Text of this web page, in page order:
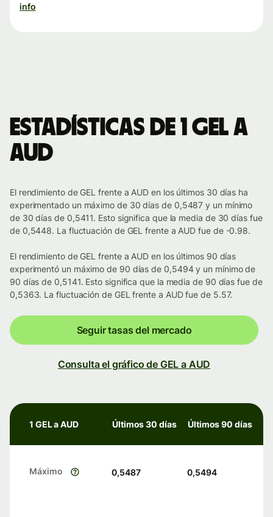
info
Estadísticas de 1 GEL a
AUD
El rendimiento de GEL frente a AUD en los últimos 30 días ha
experimentado un máximo de 30 días de 0,5487 y un mínimo
de 30 días de 0,5411. Esto significa que la media de 30 días fue
de 0,5448. La fluctuación de GEL frente a AUD fue de -0.98.
El rendimiento de GEL frente a AUD en los últimos 90 días
experimentó un máximo de 90 días de 0,5494 y un mínimo de
90 días de 0,5141. Esto significa que la media de 90 días fue de
0,5363. La fluctuación de GEL frente a AUD fue de 5.57.
Seguir tasas del mercado
Consulta el gráfico de GEL a AUD
1 GEL a AUD Últimos 30 días Últimos 90 días
Máximo 0,5487 0,5494